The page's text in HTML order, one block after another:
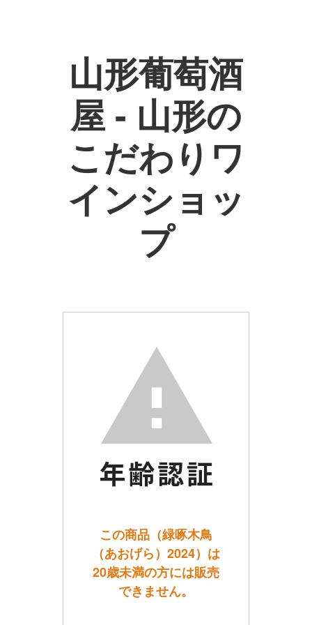
山形葡萄酒
屋 - 山形の
こだわりワ
インショッ
プ
この商品（緑啄木鳥
（あおげら）2024）は
20歳未満の方には販売
できません。